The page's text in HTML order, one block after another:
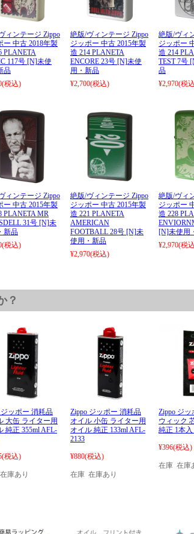
ィンテージ Zippo
ー 中古 2018年製
PLANETA
117号 [N]未使
品
(税込)
絶版/ヴィンテージ Zippo
ジッポー 中古 2015年製
造 214 PLANETA
ENCORE 23号 [N]未使
用・新品
¥2,700(税込)
絶版/ヴィ
ジッポー
造 214
TEST 7号
品
¥2,970(税
ィンテージ Zippo
ー 中古 2015年製
PLANETA MR
31号 [N]未
新品
(税込)
絶版/ヴィンテージ Zippo
ジッポー 中古 2015年製
造 221 PLANETA
AMERICAN
FOOTBALL 28号 [N]未
使用・新品
¥2,970(税込)
絶版/ヴィ
ジッポー
造 228
[N]未使用
¥2,970(税
？
ジッポー 消耗品
大缶 ライター用
純正 355ml AFL-
(税込)
庫あり
Zippo ジッポー 消耗品
オイル 小缶 ライター用
オイル 純正 133ml AFL-
2133
¥880(税込)
在庫 在庫あり
Zippo ジ
ウィック
純正 1本
¥396(税込)
在庫 在庫